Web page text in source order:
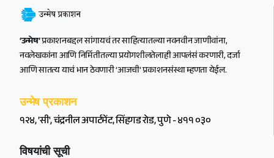
‘उन्मेष’प्रकाशनबद्दल सांगायचं तर साहित्यातल्या नवनवीन जाणीवांना,
नवलेखकांना आणि निर्मितीतल्या प्रयोगशीलतेलाही आपलंसं करणारी, दर्जा
आणि सातत्य याचं भान ठेवणारी ‘आजची’ प्रकाशनसंस्था म्हणता येईल.
उन्मेष प्रकाशन
१२४, 'सी', चंद्रनील अपार्टमेंट, सिंहगड रोड, पुणे - ४११ ०३०
विषयांची सूची